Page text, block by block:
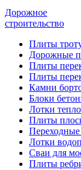
Дорожное
строительство
Плиты
Дорожные
Плиты
Плиты
Камни
Блоки
Лотки
Плиты
Лотки
Сваи для
Плиты